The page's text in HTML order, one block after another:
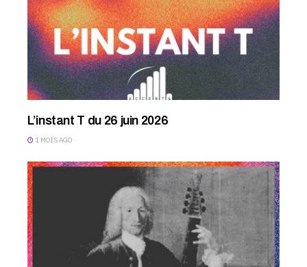
L’instant T du 26 juin 2026
1 MOIS AGO